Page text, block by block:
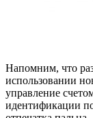
Напомним, что
использовании
управление
идентификации